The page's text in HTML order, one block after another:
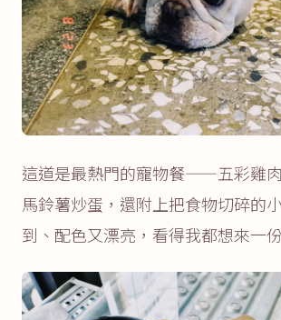
這道是最熱門的寵物餐——五彩雞
馬鈴薯炒蛋，還附上把食物切碎的
到、配色又漂亮，看得我都想來一